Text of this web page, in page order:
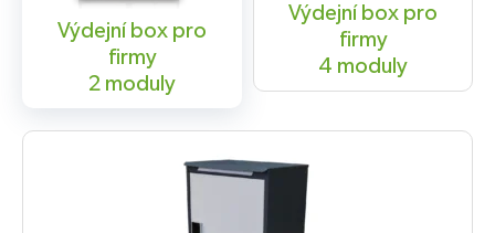
Výdejní box pro
firmy
2 moduly
Výdejní box pro
firmy
4 moduly